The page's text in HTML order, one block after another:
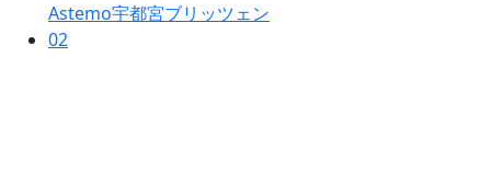
Astemo宇都宮ブリッツェン
02